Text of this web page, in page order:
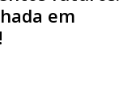
em